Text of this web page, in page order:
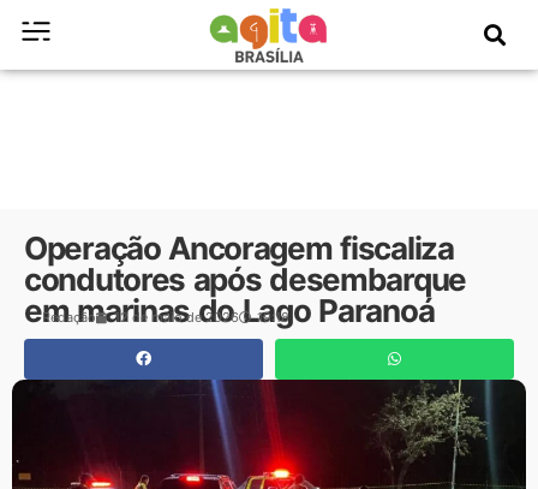
Operação Ancoragem fiscaliza
condutores após desembarque
em marinas do Lago Paranoá
Redação 12 de maio de 2026 19:18